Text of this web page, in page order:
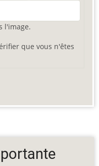
l'image.
que vous n'êtes